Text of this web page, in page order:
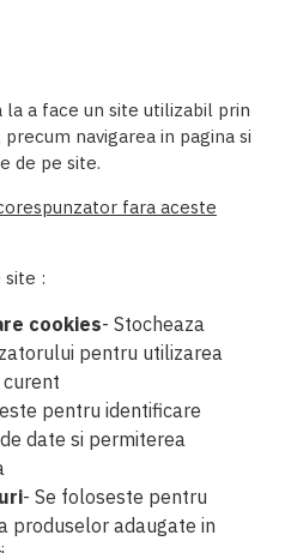
a face un site utilizabil prin
navigarea in pagina si
de pe site.
fara aceste
site :
cookies- Stocheaza
pentru utilizarea
pentru identificare
date si permiterea
- Se foloseste pentru
produselor adaugate in